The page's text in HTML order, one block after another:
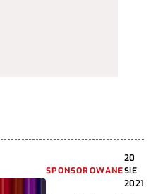
SPONSOROWANE
20
SIE
2021